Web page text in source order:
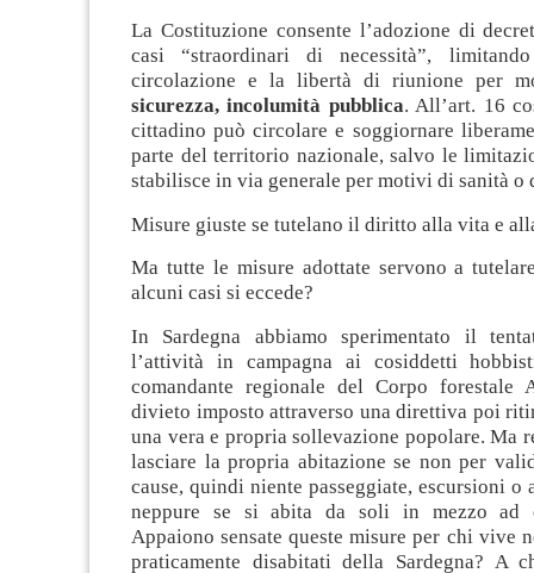
La Costituzione consente l’adozione di
casi “straordinari di necessità”,
circolazione e la libertà di riunione per
sicurezza, incolumità pubblica. All’art. 16
cittadino può circolare e soggiornare
parte del territorio nazionale, salvo le
stabilisce in via generale per motivi di sanità o
Misure giuste se tutelano il diritto alla vita e
Ma tutte le misure adottate servono a
alcuni casi si eccede?
In Sardegna abbiamo sperimentato il
l’attività in campagna ai cosiddetti
comandante regionale del Corpo forestale
divieto imposto attraverso una direttiva poi
una vera e propria sollevazione popolare. Ma
lasciare la propria abitazione se non per
cause, quindi niente passeggiate, escursioni
neppure se si abita da soli in mezzo ad
Appaiono sensate queste misure per chi vive
praticamente disabitati della Sardegna? A